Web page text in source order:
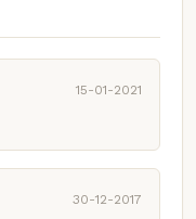
15-01-2021
30-12-2017